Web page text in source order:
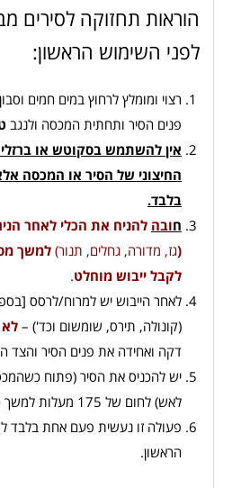
הוראות תחזוקה לסירים
לפני השימוש הראשון:
רצוי ומומלץ לרחוץ במים חמים
פנים הסיר ותחתית המכסה ולנגב
אין להשתמש בסקוטש או
החיצוני של הסיר או המכסה
בלבד.
חובה להניח את הכלי לאחר
(גז, מדורה, גחלים, תנור)למשך
לקבל ייבוש מוחלט.
לאחר הייבוש יש למרוח/לרסס
(קונולה, תירס, שומשום וכד') – לא
דקה ואחידה את פנים הסיר והצד
יש להכניס את הסיר (פתוח
לאש) לחום של 175 מעלות למשך כשעה.
פעולה זו נעשית פעם אחת בלבד
הראשון.